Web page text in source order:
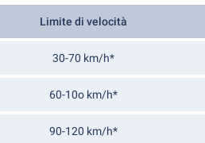
Limite di velocità
30-70 km/h*
60-10o km/h*
90-120 km/h*